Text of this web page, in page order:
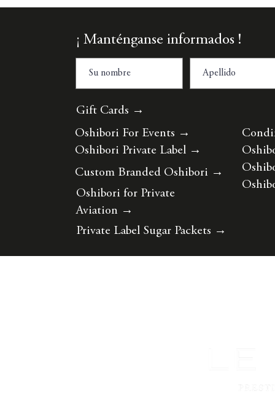
¡ Manténganse informados !
Gift Cards →
Oshibori For Events →
Oshibori Private Label →
Custom Branded Oshibori →
Oshibori for Private
Aviation →
Private Label Sugar Packets →